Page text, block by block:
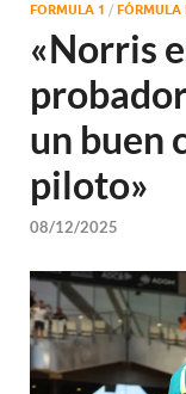
FORMULA 1 / FÓRMULA
«Norris
un buen
piloto»
08/12/2025